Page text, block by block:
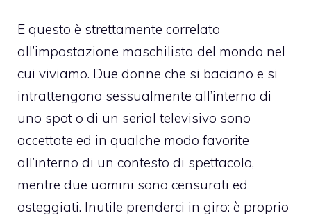
E questo è strettamente correlato
all’impostazione maschilista del mondo nel
cui viviamo. Due donne che si baciano e si
intrattengono sessualmente all’interno di
uno spot o di un serial televisivo sono
accettate ed in qualche modo favorite
all’interno di un contesto di spettacolo,
mentre due uomini sono censurati ed
osteggiati. Inutile prenderci in giro: è proprio